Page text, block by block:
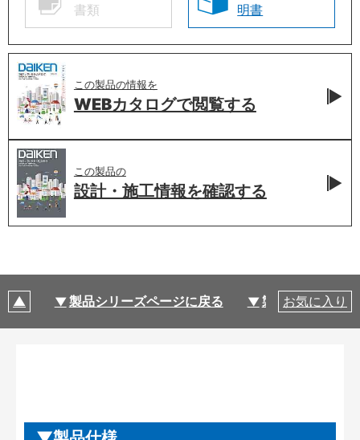
書類
明書
この製品の情報を
WEBカタログで閲覧する
この製品の
設計・施工情報を確認する
製品シリーズページに戻る 製品仕様
お気に入り